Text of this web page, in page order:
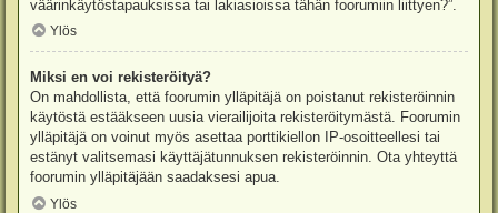
väärinkäytöstapauksissa tai lakiasioissa tähän foorumiin liittyen?”.
Ylös
Miksi en voi rekisteröityä?
On mahdollista, että foorumin ylläpitäjä on poistanut rekisteröinnin
käytöstä estääkseen uusia vierailijoita rekisteröitymästä. Foorumin
ylläpitäjä on voinut myös asettaa porttikiellon IP-osoitteellesi tai
estänyt valitsemasi käyttäjätunnuksen rekisteröinnin. Ota yhteyttä
foorumin ylläpitäjään saadaksesi apua.
Ylös